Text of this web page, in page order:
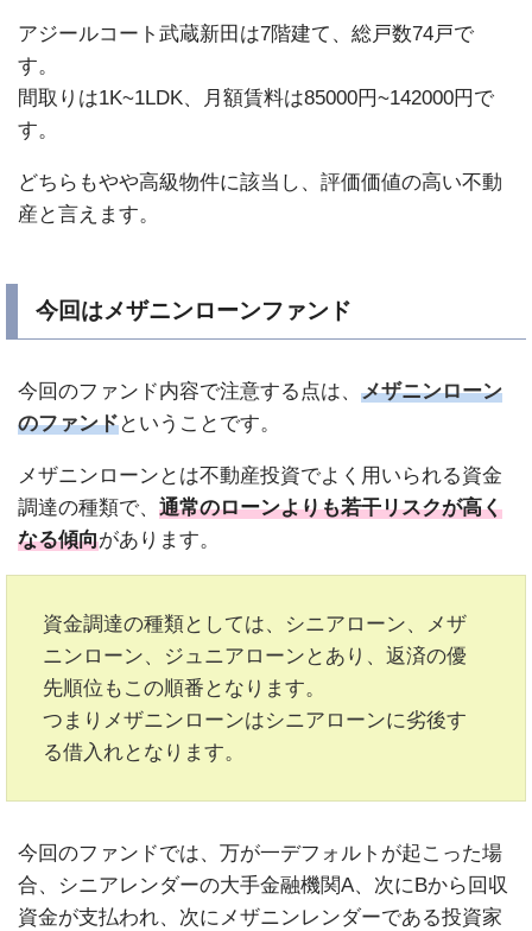
アジールコート武蔵新田は7階建て、総戸数74戸で
す。
間取りは1K~1LDK、月額賃料は85000円~142000円で
す。
どちらもやや高級物件に該当し、評価価値の高い不動
産と言えます。
今回はメザニンローンファンド
今回のファンド内容で注意する点は、 メザニンローン
のファンドということです。
メザニンローンとは不動産投資でよく用いられる資金
調達の種類で、 通常のローンよりも若干リスクが高く
なる傾向があります。
資金調達の種類としては、シニアローン、メザ
ニンローン、ジュニアローンとあり、返済の優
先順位もこの順番となります。
つまりメザニンローンはシニアローンに劣後す
る借入れとなります。
今回のファンドでは、万が一デフォルトが起こった場
合、シニアレンダーの大手金融機関A、次にBから回収
資金が支払われ、次にメザニンレンダーである投資家